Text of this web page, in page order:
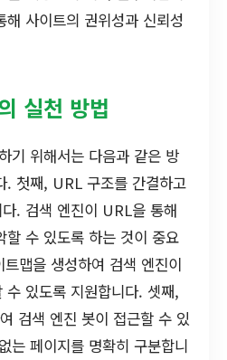
사이트의 권위성과 신뢰성
실천 방법
기 위해서는 다음과 같은 방
. 첫째, URL 구조를 간결하고
. 검색 엔진이 URL을 통해
할 수 있도록 하는 것이 중요
맵을 생성하여 검색 엔진이
수 있도록 지원합니다. 셋째,
검색 엔진 봇이 접근할 수 있
는 페이지를 명확히 구분합니